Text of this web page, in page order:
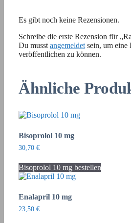
Es gibt noch keine Rezensionen.
Schreibe die erste Rezension für
Du musst angemeldet sein, um eine
veröffentlichen zu können.
Ähnliche
Bisoprolol 10 mg
30,70 €
Bisoprolol 10 mg bestellen
Enalapril 10 mg
23,50 €